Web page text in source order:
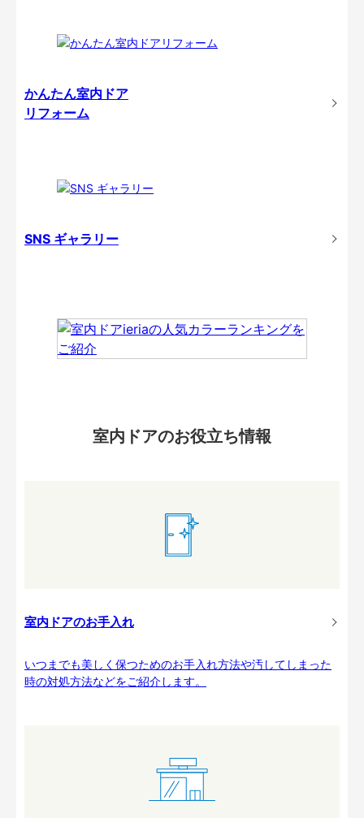
かんたん室内ドア
リフォーム
SNS ギャラリー
室内ドアのお役立ち情報
室内ドアのお手入れ
いつまでも美しく保つためのお手入れ方法や汚してしまった
時の対処方法などをご紹介します。